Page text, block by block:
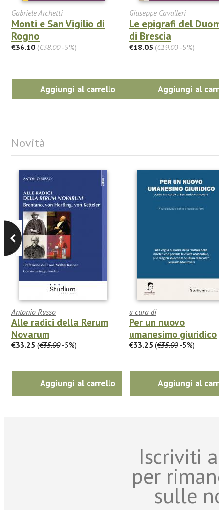
Gabriele Archetti
Monti e San Vigilio di
Rogno
€36.10 (€38.00-5%)
Aggiungi al carrello
Giuseppe Cavalleri
Le epigrafi del
di Brescia
€18.05 (€19.00-5%)
Aggiungi al
Novità
Antonio Russo
Alle radici della Rerum
Novarum
€33.25 (€35.00-5%)
Aggiungi al carrello
a cura di
Per un nuovo
umanesimo giuridico
€33.25 (€35.00-5%)
Aggiungi al
Iscriviti
per
sulle